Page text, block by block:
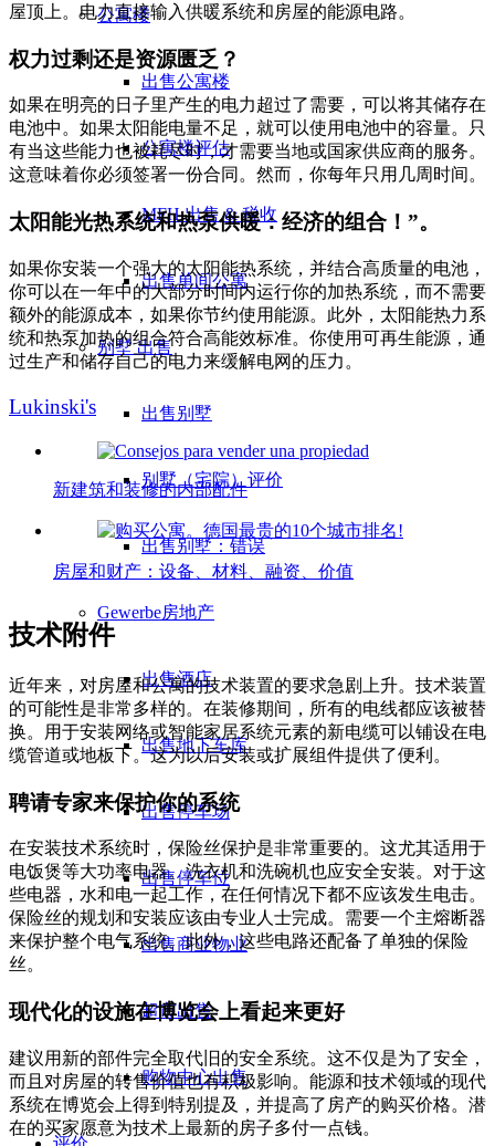
公寓楼
出售公寓楼
公寓楼评估
MFH 出售 & 税收
出售单间公寓
别墅出售
出售别墅
别墅（宅院）评价
出售别墅：错误
Gewerbe房地产
出售酒店
出售地下车库
出售停车场
出售停车位
出售商业物业
超市出售
购物中心出售
屋顶上。电力直接输入供暖系统和房屋的能源电路。
权力过剩还是资源匮乏？
如果在明亮的日子里产生的电力超过了需要，可以将其储存在
电池中。如果太阳能电量不足，就可以使用电池中的容量。只
有当这些能力也被耗尽时，才需要当地或国家供应商的服务。
这意味着你必须签署一份合同。然而，你每年只用几周时间。
太阳能光热系统和热泵供暖：经济的组合！”。
如果你安装一个强大的太阳能热系统，并结合高质量的电池，
你可以在一年中的大部分时间内运行你的加热系统，而不需要
额外的能源成本，如果你节约使用能源。此外，太阳能热力系
统和热泵加热的组合符合高能效标准。你使用可再生能源，通
过生产和储存自己的电力来缓解电网的压力。
Lukinski's
新建筑和装修的内部配件
房屋和财产：设备、材料、融资、价值
技术附件
近年来，对房屋和公寓的技术装置的要求急剧上升。技术装置
的可能性是非常多样的。在装修期间，所有的电线都应该被替
换。用于安装网络或智能家居系统元素的新电缆可以铺设在电
缆管道或地板下。这为以后安装或扩展组件提供了便利。
聘请专家来保护你的系统
在安装技术系统时，保险丝保护是非常重要的。这尤其适用于
电饭煲等大功率电器。洗衣机和洗碗机也应安全安装。对于这
些电器，水和电一起工作，在任何情况下都不应该发生电击。
保险丝的规划和安装应该由专业人士完成。需要一个主熔断器
来保护整个电气系统。此外，这些电路还配备了单独的保险
丝。
现代化的设施在博览会上看起来更好
建议用新的部件完全取代旧的安全系统。这不仅是为了安全，
而且对房屋的转售价值也有积极影响。能源和技术领域的现代
系统在博览会上得到特别提及，并提高了房产的购买价格。潜
在的买家愿意为技术上最新的房子多付一点钱。